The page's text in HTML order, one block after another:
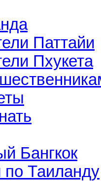
Паттайи
Пхукета
Бангкок
по Таиланду